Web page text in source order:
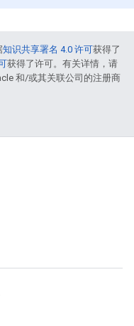
知识共享署名 4.0 许可获得了
获得了许可。有关详情，请
和/或其关联公司的注册商